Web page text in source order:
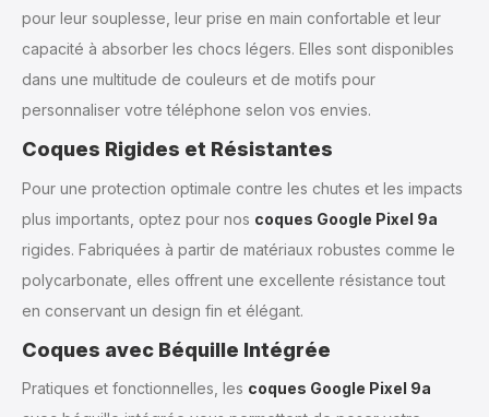
pour leur souplesse, leur prise en main confortable et leur
capacité à absorber les chocs légers. Elles sont disponibles
dans une multitude de couleurs et de motifs pour
personnaliser votre téléphone selon vos envies.
Coques Rigides et Résistantes
Pour une protection optimale contre les chutes et les impacts
plus importants, optez pour nos coques Google Pixel 9a
rigides. Fabriquées à partir de matériaux robustes comme le
polycarbonate, elles offrent une excellente résistance tout
en conservant un design fin et élégant.
Coques avec Béquille Intégrée
Pratiques et fonctionnelles, les coques Google Pixel 9a